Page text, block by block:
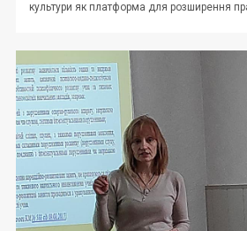
культури як платформа для розширення